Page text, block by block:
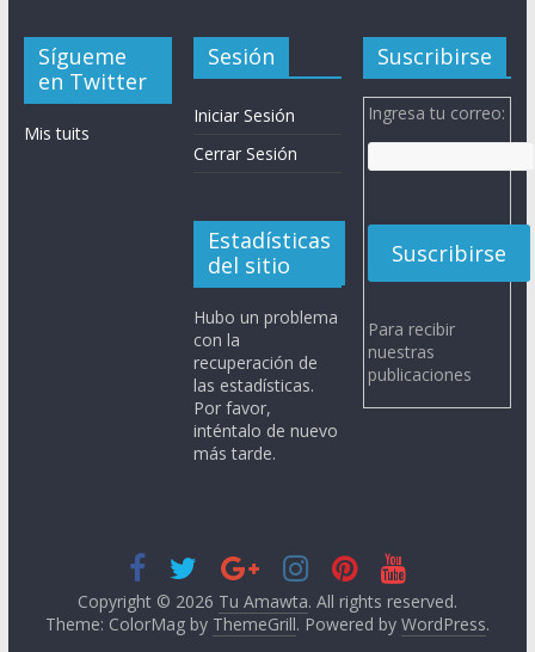
Sígueme
en Twitter
Mis tuits
Sesión
Iniciar Sesión
Cerrar Sesión
Estadísticas
del sitio
Hubo un problema
con la
recuperación de
las estadísticas.
Por favor,
inténtalo de nuevo
más tarde.
Suscribirse
Ingresa tu correo:
Para recibir
nuestras
publicaciones
Copyright © 2026 Tu Amawta. All rights reserved.
Theme: ColorMag by ThemeGrill. Powered by WordPress.